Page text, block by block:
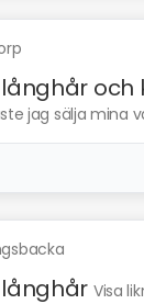
och
jag sälja mina
Visa